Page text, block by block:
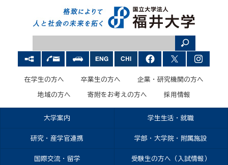
在学生の方へ 卒業生の方へ 企業・研究機関の方へ
地域の方へ 寄附をお考えの方へ 採用情報
大学案内 学生生活・就職
研究・産学官連携 学部・大学院・附属施設
国際交流・留学 受験生の方へ（入試情報）